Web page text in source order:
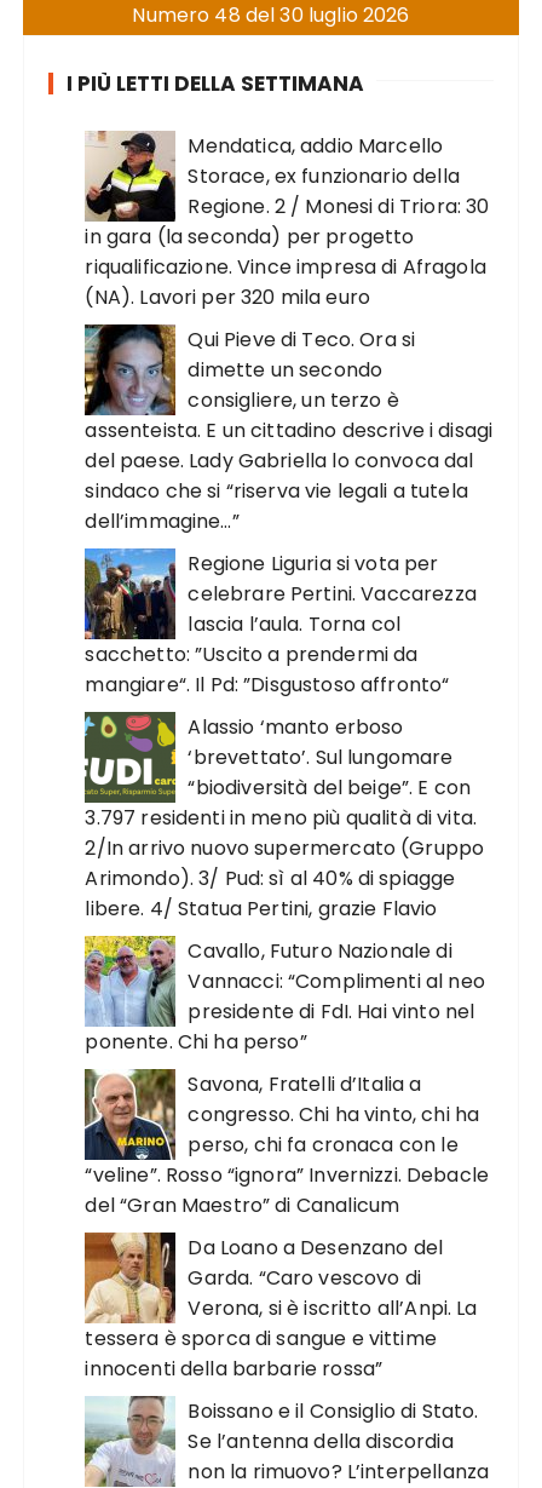
Numero 48 del 30 luglio 2026
I PIÙ LETTI DELLA SETTIMANA
Mendatica, addio Marcello
Storace, ex funzionario della
Regione. 2 / Monesi di Triora: 30
in gara (la seconda) per progetto
riqualificazione. Vince impresa di Afragola
(NA). Lavori per 320 mila euro
Qui Pieve di Teco. Ora si
dimette un secondo
consigliere, un terzo è
assenteista. E un cittadino descrive i disagi
del paese. Lady Gabriella lo convoca dal
sindaco che si “riserva vie legali a tutela
dell’immagine…”
Regione Liguria si vota per
celebrare Pertini. Vaccarezza
lascia l’aula. Torna col
sacchetto: ”Uscito a prendermi da
mangiare“. Il Pd: ”Disgustoso affronto“
Alassio ‘manto erboso
‘brevettato’. Sul lungomare
“biodiversità del beige”. E con
3.797 residenti in meno più qualità di vita.
2/In arrivo nuovo supermercato (Gruppo
Arimondo). 3/ Pud: sì al 40% di spiagge
libere. 4/ Statua Pertini, grazie Flavio
Cavallo, Futuro Nazionale di
Vannacci: “Complimenti al neo
presidente di FdI. Hai vinto nel
ponente. Chi ha perso”
Savona, Fratelli d’Italia a
congresso. Chi ha vinto, chi ha
perso, chi fa cronaca con le
“veline”. Rosso “ignora” Invernizzi. Debacle
del “Gran Maestro” di Canalicum
Da Loano a Desenzano del
Garda. “Caro vescovo di
Verona, si è iscritto all’Anpi. La
tessera è sporca di sangue e vittime
innocenti della barbarie rossa”
Boissano e il Consiglio di Stato.
Se l’antenna della discordia
non la rimuovo? L’interpellanza